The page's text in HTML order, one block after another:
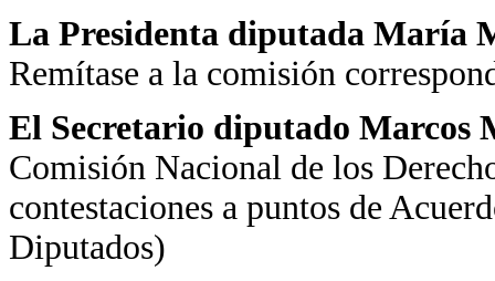
La Presidenta diputada María
Remítase a la comisión
El Secretario diputado Marcos
Comisión Nacional de los
contestaciones a puntos de
Diputados)